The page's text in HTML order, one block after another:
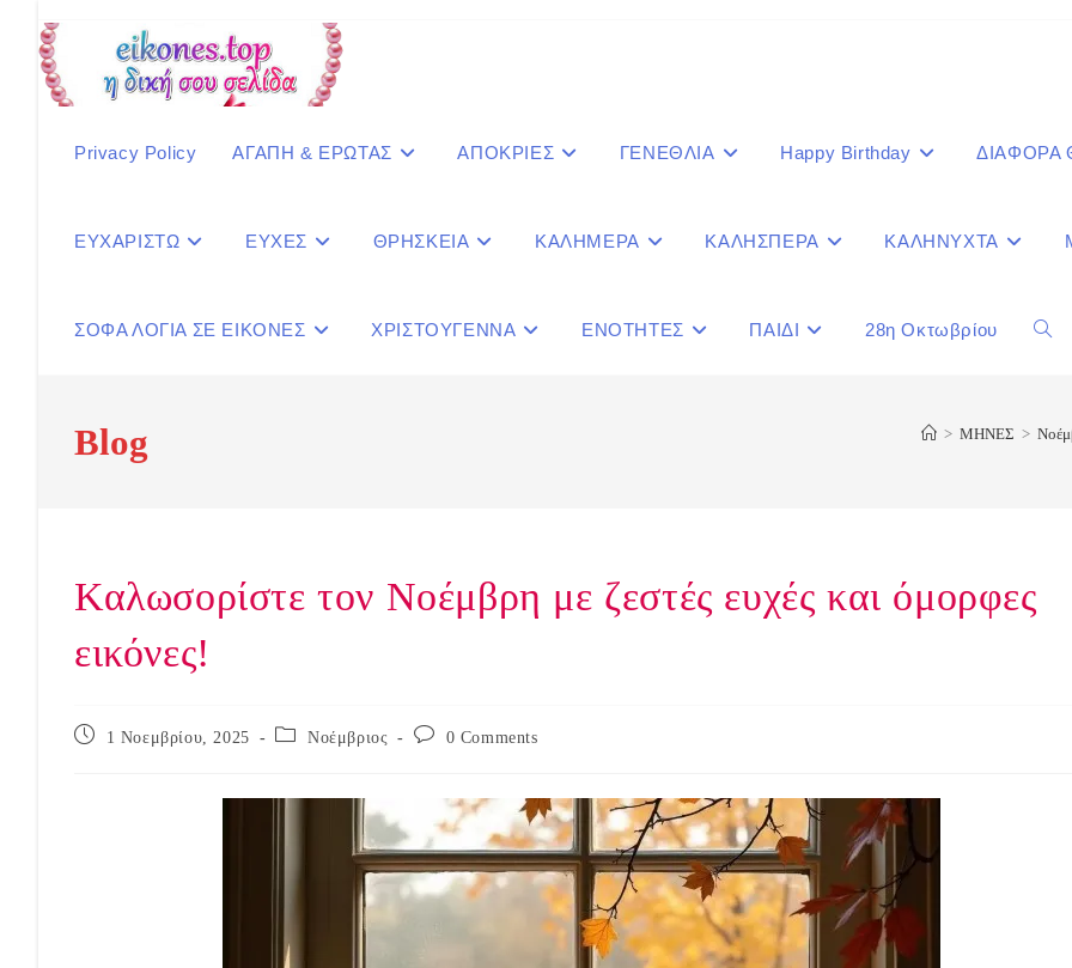
content
Privacy Policy ΑΓΑΠΗ & ΕΡΩΤΑΣ ΑΠΟΚΡΙΕΣ ΓΕΝΕΘΛΙΑ Happy Birthday ΔΙΑΦΟΡΑ
ΕΥΧΑΡΙΣΤΩ ΕΥΧΕΣ ΘΡΗΣΚΕΙΑ ΚΑΛΗΜΕΡΑ ΚΑΛΗΣΠΕΡΑ ΚΑΛΗΝΥΧΤΑ
ΣΟΦΑ ΛΟΓΙΑ ΣΕ ΕΙΚΟΝΕΣ ΧΡΙΣΤΟΥΓΕΝΝΑ ΕΝΟΤΗΤΕΣ ΠΑΙΔΙ 28η Οκτωβρίου
Blog > ΜΗΝΕΣ >
Καλωσορίστε τον Νοέμβρη με ζεστές ευχές και όμορφες
εικόνες!
Post
1 Νοεμβρίου, 2025
Post Νοέμβριος
Post
0 Comments